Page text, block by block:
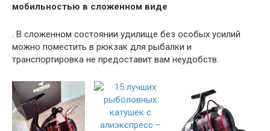
мобильностью в сложенном виде
. В сложенном состоянии удилище без особых усилий
можно поместить в рюкзак для рыбалки и
транспортировка не предоставит вам неудобств.